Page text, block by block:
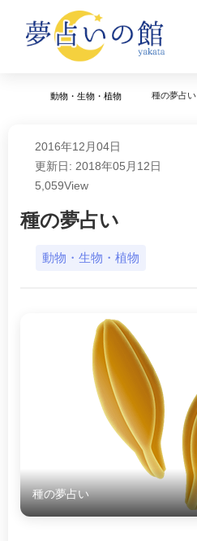
動物・生物・植物 種の夢占い
2016年12月04日
更新日: 2018年05月12日
5,059View
種の夢占い
動物・生物・植物
種の夢占い